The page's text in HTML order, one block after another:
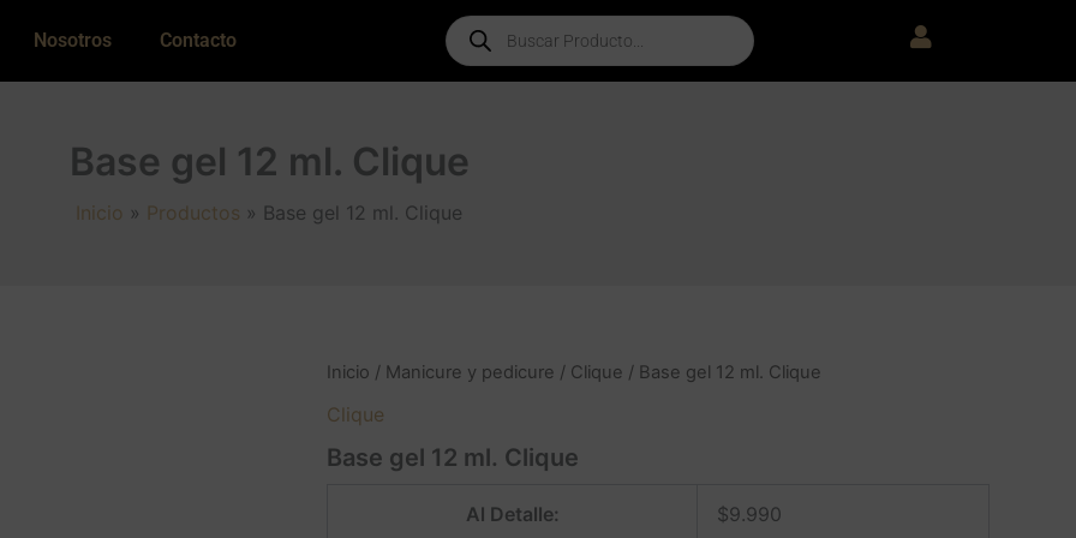
Nosotros Contacto
Products
search
Base gel 12 ml. Clique
Inicio Productos Base gel 12 ml. Clique
Inicio / Manicure y pedicure / Clique / Base gel 12 ml. Clique
Clique
Base gel 12 ml. Clique
Al Detalle: $9.990